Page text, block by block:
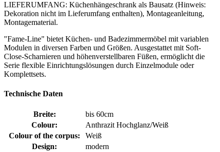
LIEFERUMFANG: Küchenhängeschrank als Bausatz (Hinweis:
Dekoration nicht im Lieferumfang enthalten), Montageanleitung,
Montagematerial.
"Fame-Line" bietet Küchen- und Badezimmermöbel mit variablen
Modulen in diversen Farben und Größen. Ausgestattet mit Soft-
Close-Scharnieren und höhenverstellbaren Füßen, ermöglicht die
Serie flexible Einrichtungslösungen durch Einzelmodule oder
Komplettsets.
Technische Daten
Breite:
bis 60cm
Colour:
Anthrazit Hochglanz/Weiß
Colour of the corpus:
Weiß
Design:
modern